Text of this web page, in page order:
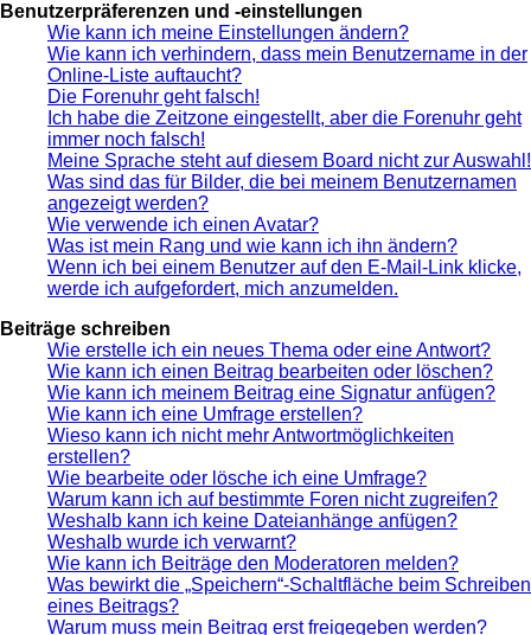
Benutzerpräferenzen und -einstellungen
Wie kann ich meine Einstellungen ändern?
Wie kann ich verhindern, dass mein Benutzername in der
Online-Liste auftaucht?
Die Forenuhr geht falsch!
Ich habe die Zeitzone eingestellt, aber die Forenuhr geht
immer noch falsch!
Meine Sprache steht auf diesem Board nicht zur Auswahl!
Was sind das für Bilder, die bei meinem Benutzernamen
angezeigt werden?
Wie verwende ich einen Avatar?
Was ist mein Rang und wie kann ich ihn ändern?
Wenn ich bei einem Benutzer auf den E-Mail-Link klicke,
werde ich aufgefordert, mich anzumelden.
Beiträge schreiben
Wie erstelle ich ein neues Thema oder eine Antwort?
Wie kann ich einen Beitrag bearbeiten oder löschen?
Wie kann ich meinem Beitrag eine Signatur anfügen?
Wie kann ich eine Umfrage erstellen?
Wieso kann ich nicht mehr Antwortmöglichkeiten
erstellen?
Wie bearbeite oder lösche ich eine Umfrage?
Warum kann ich auf bestimmte Foren nicht zugreifen?
Weshalb kann ich keine Dateianhänge anfügen?
Weshalb wurde ich verwarnt?
Wie kann ich Beiträge den Moderatoren melden?
Was bewirkt die „Speichern“-Schaltfläche beim Schreiben
eines Beitrags?
Warum muss mein Beitrag erst freigegeben werden?